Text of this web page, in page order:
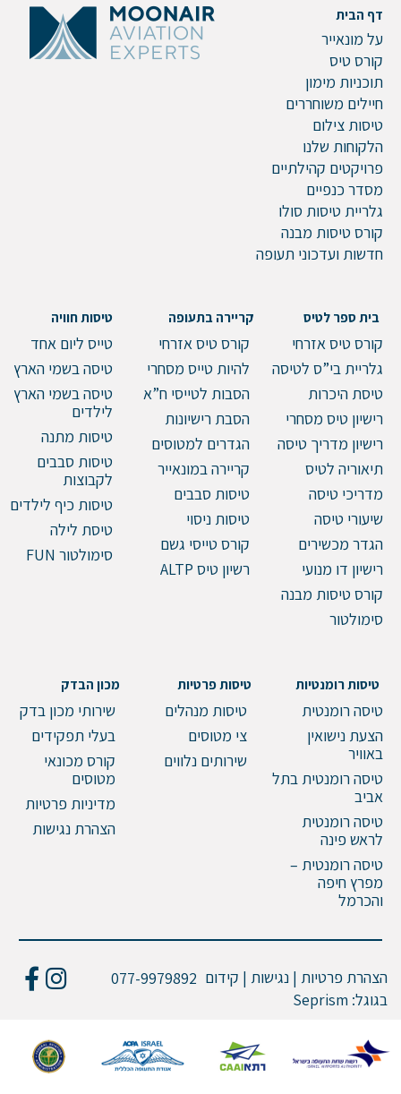
דף הבית
על מונאייר
קורס טיס
תוכניות מימון
חיילים משוחררים
טיסות צילום
הלקוחות שלנו
פרויקטים קהילתיים
מסדר כנפיים
גלריית טיסות סולו
קורס טיסות מבנה
חדשות ועדכוני תעופה
בית ספר לטיס
קורס טיס אזרחי
גלריית בי”ס לטיסה
טיסת היכרות
רישיון טיס מסחרי
רישיון מדריך טיסה
תיאוריה לטיס
מדריכי טיסה
שיעורי טיסה
הגדר מכשירים
רישיון דו מנועי
קורס טיסות מבנה
סימולטור
קריירה בתעופה
קורס טיס אזרחי
להיות טייס מסחרי
הסבות לטייסי ח”א
הסבת רישיונות
הגדרים למטוסים
קריירה במונאייר
טיסות סבבים
טיסות ניסוי
קורס טייסי גשם
רשיון טיס ALTP
טיסות חוויה
טייס ליום אחד
טיסה בשמי הארץ
טיסה בשמי הארץ
לילדים
טיסות מתנה
טיסות סבבים
לקבוצות
טיסות כיף לילדים
טיסת לילה
סימולטור FUN
טיסות רומנטיות
טיסה רומנטית
הצעת נישואין
באוויר
טיסה רומנטית בתל
אביב
טיסה רומנטית
לראש פינה
טיסה רומנטית –
מפרץ חיפה
והכרמל
טיסות פרטיות
טיסות מנהלים
צי מטוסים
שירותים נלווים
מכון הבדק
שירותי מכון בדק
בעלי תפקידים
קורס מכונאי
מטוסים
מדיניות פרטיות
הצהרת נגישות
הצהרת פרטיות | נגישות | קידום
בגוגל: Seprism
077-9979892
נשמח לשוחח אתכם, לענות על כל שאלה
ולעזור לכם להגשים את החלומות שלכם בעולם התעופה.
השאירו לנו פרטים ונחזור אליכם.
שם פרטי
דוא"ל
טלפון
הערות ושאלות